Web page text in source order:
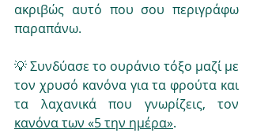
ακριβώς αυτό που σου περιγράφω
παραπάνω.
💡 Συνδύασε το ουράνιο τόξο μαζί με
τον χρυσό κανόνα για τα φρούτα και
κανόνα των «5 την ημέρα».